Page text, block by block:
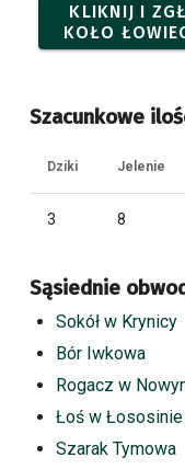
KLIKNIJ I
KOŁO
Szacunkowe
Dziki Jelenie
3 8
Sąsiednie
Sokół w Krynicy
Bór Iwkowa
Rogacz w
Łoś w Łososinie
Szarak Tymowa